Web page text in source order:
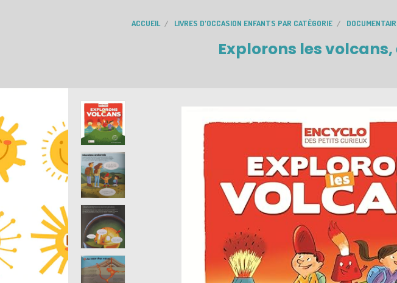
ACCUEIL LIVRES D'OCCASION ENFANTS PAR CATÉGORIE
Explorons les